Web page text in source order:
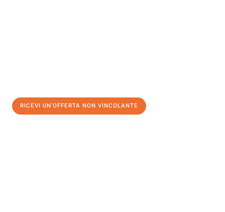
RICEVI UN'OFFERTA NON VINCOLANTE